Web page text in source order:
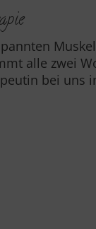
alle zwei
bei uns